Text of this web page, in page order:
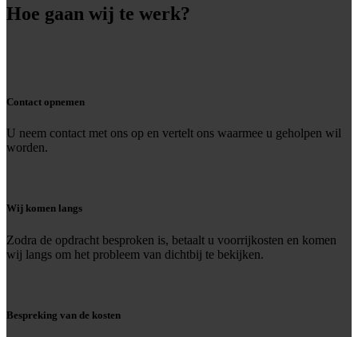
Hoe gaan wij te werk?
Contact opnemen
U neem contact met ons op en vertelt ons waarmee u geholpen wil
worden.
Wij komen langs
Zodra de opdracht besproken is, betaalt u voorrijkosten en komen
wij langs om het probleem van dichtbij te bekijken.
Bespreking van de kosten